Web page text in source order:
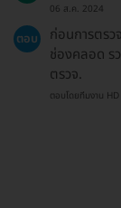
06 ส.ค. 2024
ตอบ
ก่อนการตรว
ช่องคลอด ร
ตรวจ.
ตอบโดยทีมงาน HD